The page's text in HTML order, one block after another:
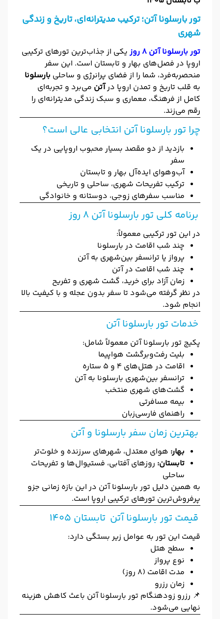
تور بارسلونا آتن؛ ترکیب مدیترانه‌ای، تاریخ و زندگی
شهری
تور بارسلونا آتن ۸ روز
یکی از جذاب‌ترین تورهای ترکیبی
اروپا در فصل‌های بهار و تابستان است. این سفر
منحصربه‌فرد، شما را از فضای پرانرژی و ساحلی بارسلونا
به قلب تاریخ و تمدن اروپا درآتن می‌برد و تجربه‌ای
کامل از فرهنگ، معماری و سبک زندگی مدیترانه‌ای را
رقم می‌زند.
چرا تور بارسلونا آتن انتخابی عالی است؟
بازدید از دو مقصد بسیار محبوب اروپایی در یک
سفر
آب‌وهوای ایده‌آل بهار و تابستان
ترکیب تفریحات شهری، ساحلی و تاریخی
مناسب سفرهای زوجی، دوستانه و خانوادگی
برنامه کلی تور بارسلونا آتن 8 روز
در این تور ترکیبی معمولاً:
چند شب اقامت در بارسلونا
پرواز یا ترانسفر بین‌شهری به آتن
چند شب اقامت در آتن
زمان آزاد برای خرید، گشت شهری و تفریح
در نظر گرفته می‌شود تا سفر بدون عجله و با کیفیت بالا
انجام شود.
خدمات تور بارسلونا آتن
پکیج تور بارسلونا آتن معمولاً شامل:
بلیت رفت‌وبرگشت هواپیما
اقامت در هتل‌های ۴ و ۵ ستاره
ترانسفر بین‌شهری بارسلونا به آتن
گشت‌های شهری منتخب
بیمه مسافرتی
راهنمای فارسی‌زبان
بهترین زمان سفر بارسلونا و آتن
بهار: هوای معتدل، شهرهای سرزنده و خلوت‌تر
تابستان: روزهای آفتابی، فستیوال‌ها و تفریحات
ساحلی
به همین دلیل تور بارسلونا آتن در این بازه زمانی جزو
پرفروش‌ترین تورهای ترکیبی اروپا است.
قیمت تور بارسلونا آتن تابستان 1405
قیمت این تور به عوامل زیر بستگی دارد:
سطح هتل
نوع پرواز
مدت اقامت (8 روز)
زمان رزرو
📌 رزرو زودهنگام تور بارسلونا آتن باعث کاهش هزینه
نهایی می‌شود.